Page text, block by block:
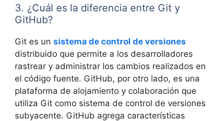
3. ¿Cuál es la diferencia entre Git y
GitHub?
Git es un sistema de control de versiones
distribuido que permite a los desarrolladores
rastrear y administrar los cambios realizados en
el código fuente. GitHub, por otro lado, es una
plataforma de alojamiento y colaboración que
utiliza Git como sistema de control de versiones
subyacente. GitHub agrega características